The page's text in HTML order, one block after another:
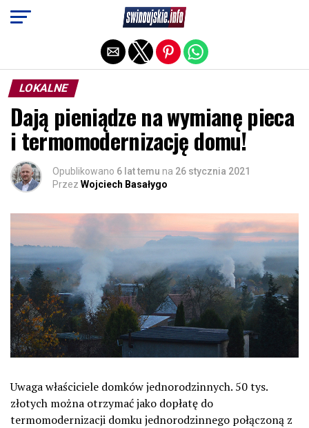
LOKALNE
Dają pieniądze na wymianę pieca
i termomodernizację domu!
Opublikowano 6 lat temu na 26 stycznia 2021
Przez Wojciech Basałygo
Uwaga właściciele domków jednorodzinnych. 50 tys.
złotych można otrzymać jako dopłatę do
termomodernizacji domku jednorodzinnego połączoną z
Exit mobile version